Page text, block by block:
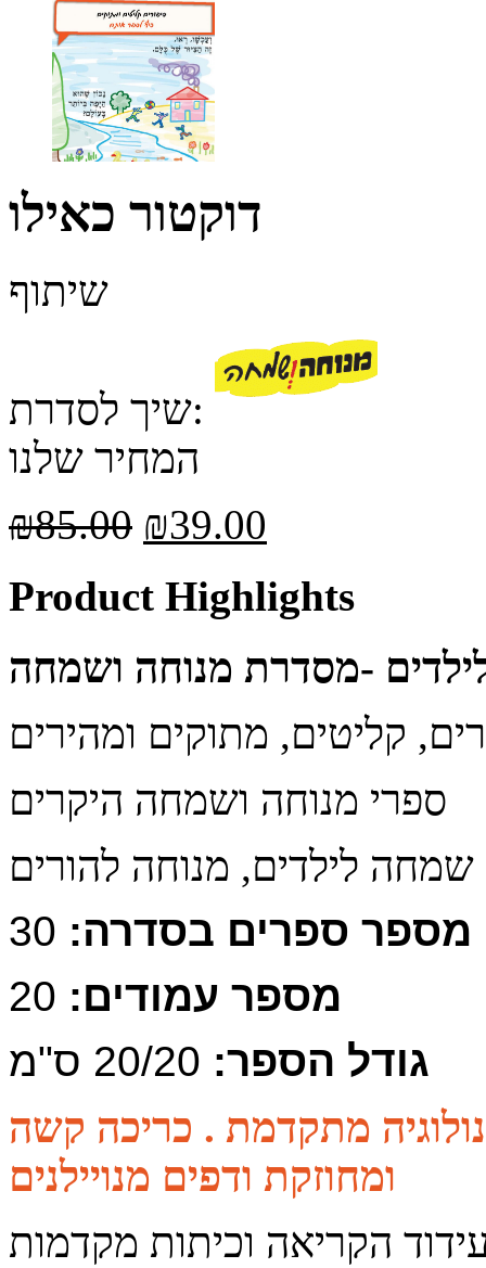
דוקטור כאילו
שיתוף
שיך לסדרת:
המחיר שלנו
₪85.00 ₪39.00
Product Highlights
-מסדרת מנוחה ושמחה
ספרי מנוחה ושמחה היקרים
מספר ספרים בסדרה:
מספר עמודים:
גודל הספר:
מתקדמת . כריכה קשה
ומחוזקת ודפים מנויילנים
הקריאה וכיתות מקדמות